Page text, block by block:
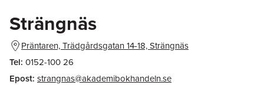
Strängnäs
Präntaren, Trädgårdsgatan 14-18, Strängnäs
Tel: 0152-100 26
Epost: strangnas@akademibokhandeln.se